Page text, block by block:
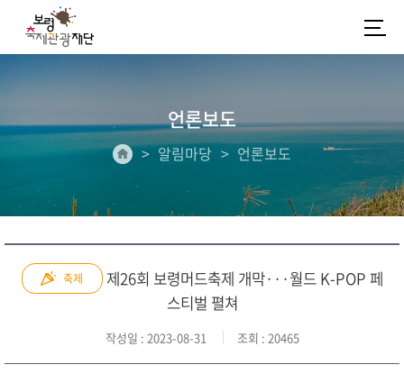
언론보도
알림마당 언론보도
축제
제26회 보령머드축제 개막···월드 K-POP 페
스티벌 펼쳐
작성일 : 2023-08-31 조회 : 20465